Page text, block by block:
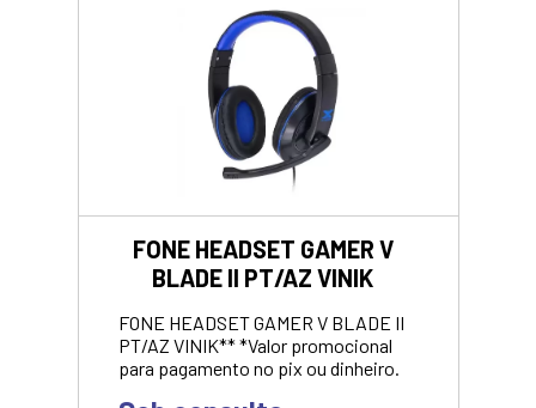
FONE HEADSET GAMER V
BLADE II PT/AZ VINIK
FONE HEADSET GAMER V BLADE II
PT/AZ VINIK** *Valor promocional
para pagamento no pix ou dinheiro.